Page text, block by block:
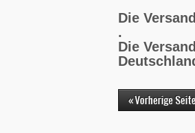
Die
.
Die